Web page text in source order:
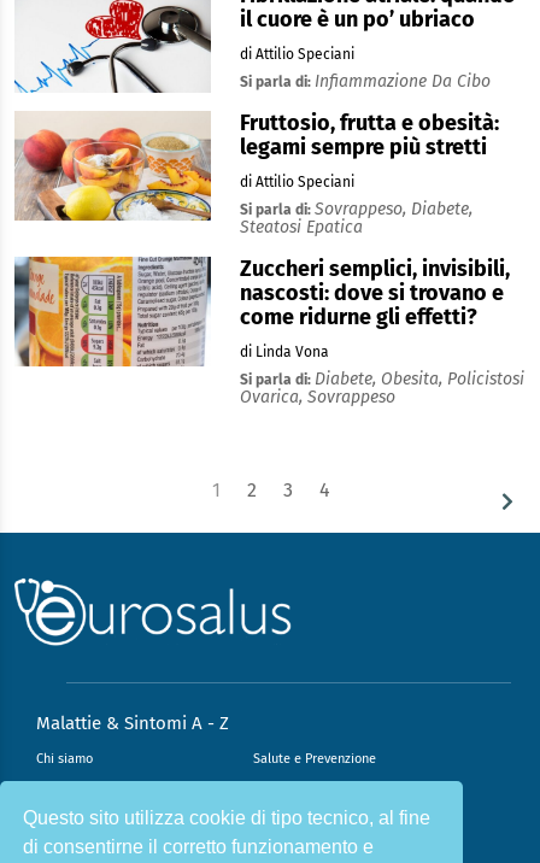
Questo sito utilizza cookie di tipo tecnico, al fine
di consentirne il corretto funzionamento e
il cuore è un po’ ubriaco
di Attilio Speciani
Si parla di: Infiammazione Da Cibo
Fruttosio, frutta e obesità:
legami sempre più stretti
di Attilio Speciani
Si parla di: Sovrappeso, Diabete,
Steatosi Epatica
Zuccheri semplici, invisibili,
nascosti: dove si trovano e
come ridurne gli effetti?
di Linda Vona
Si parla di: Diabete, Obesita, Policistosi
Ovarica, Sovrappeso
1 2 3 4
Malattie & Sintomi A - Z
Chi siamo Salute e Prevenzione
Sport e Benessere